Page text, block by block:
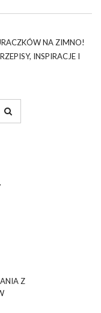
NA ZIMNO!
INSPIRACJE I
Z